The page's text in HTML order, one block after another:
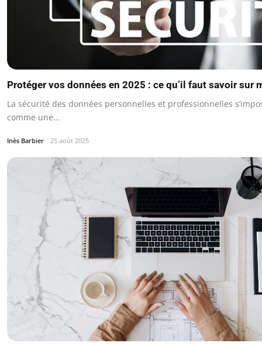
Protéger vos données en 2025 : ce qu’il faut savoir sur
La sécurité des données personnelles et professionnelles
comme une…
Inès Barbier 25 août 2025